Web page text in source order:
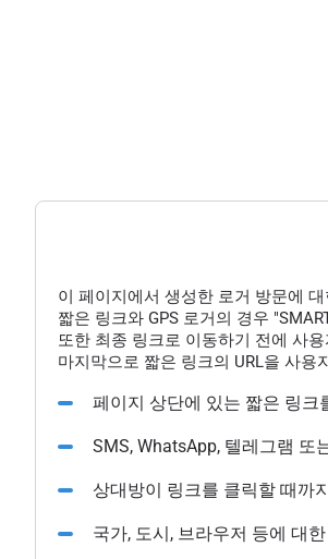
이 페이지에서 생성한 로거 방문에
짧은 링크와 GPS 로거의 경우
또한 최종 링크로 이동하기 전에 사
마지막으로 짧은 링크의 URL을 사
페이지 상단에 있는 짧은 링크
SMS, WhatsApp, 텔레그램 또
상대방이 링크를 클릭할 때까
국가, 도시, 브라우저 등에 대